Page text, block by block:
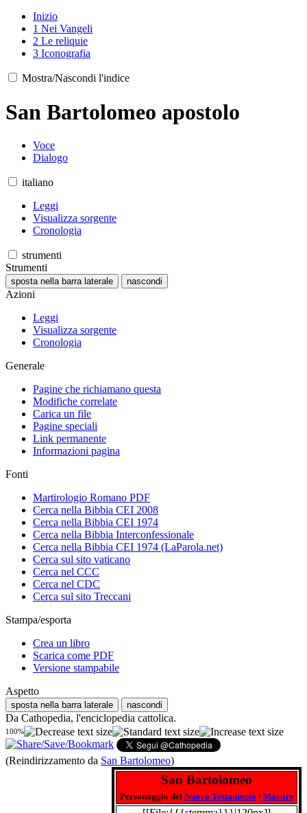
Inizio
1 Nei Vangeli
2 Le reliquie
3 Iconografia
Mostra/Nascondi l'indice
San Bartolomeo apostolo
Voce
Dialogo
italiano
Leggi
Visualizza sorgente
Cronologia
strumenti
Strumenti
sposta nella barra laterale nascondi
Azioni
Leggi
Visualizza sorgente
Cronologia
Generale
Pagine che richiamano questa
Modifiche correlate
Carica un file
Pagine speciali
Link permanente
Informazioni pagina
Fonti
Martirologio Romano PDF
Cerca nella Bibbia CEI 2008
Cerca nella Bibbia CEI 1974
Cerca nella Bibbia Interconfessionale
Cerca nella Bibbia CEI 1974 (LaParola.net)
Cerca sul sito vaticano
Cerca nel CCC
Cerca nel CDC
Cerca sul sito Treccani
Stampa/esporta
Crea un libro
Scarica come PDF
Versione stampabile
Aspetto
sposta nella barra laterale nascondi
Da Cathopedia, l'enciclopedia cattolica.
100%
(Reindirizzamento da San Bartolomeo)
San Bartolomeo
Personaggio del Nuovo Testamento · Martire